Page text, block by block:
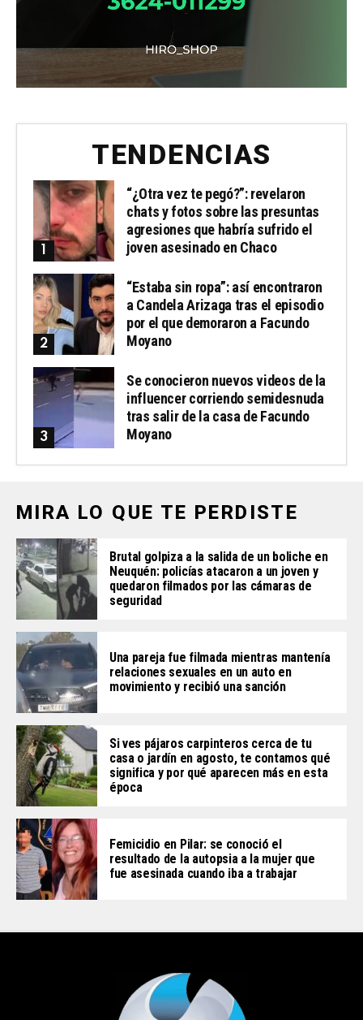
TENDENCIAS
“¿Otra vez te pegó?”: revelaron
chats y fotos sobre las presuntas
agresiones que habría sufrido el
joven asesinado en Chaco
“Estaba sin ropa”: así encontraron
a Candela Arizaga tras el episodio
por el que demoraron a Facundo
Moyano
Se conocieron nuevos videos de la
influencer corriendo semidesnuda
tras salir de la casa de Facundo
Moyano
MIRA LO QUE TE PERDISTE
Brutal golpiza a la salida de un boliche en
Neuquén: policías atacaron a un joven y
quedaron filmados por las cámaras de
seguridad
Una pareja fue filmada mientras mantenía
relaciones sexuales en un auto en
movimiento y recibió una sanción
Si ves pájaros carpinteros cerca de tu
casa o jardín en agosto, te contamos qué
significa y por qué aparecen más en esta
época
Femicidio en Pilar: se conoció el
resultado de la autopsia a la mujer que
fue asesinada cuando iba a trabajar